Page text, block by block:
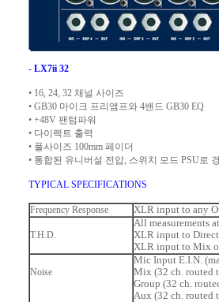
- LX7ii 32
• 16, 24, 32 채널 사이즈
• GB30 마이크 프리앰프와 4밴드 GB30 EQ
• +48V 팬텀파워
• 다이렉트 출력
• 풀사이즈 100mm 페이더
• 통합된 유니버설 전압, 스위치 모드 PSU로
TYPICAL SPECIFICATIONS
Frequency Response XLR input to any
T.H.D.
All measurements
XLR input to Direct
XLR input to Mix
Noise
Mic Input E.I.N.
Mix (32 ch. routed
Group (32 ch.
Aux (32 ch. routed